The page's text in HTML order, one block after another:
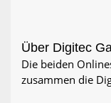
Über Digitec
Die beiden
zusammen die